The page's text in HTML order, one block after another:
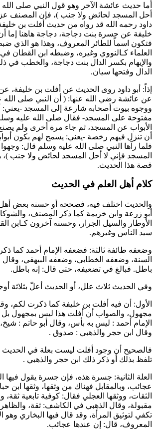
أما حديث عائشة الآخر وهو قول النبي صلى
أحل المسجد لحائض ولا جنب )، فإن المصنف
داود رحمه الله قد رواه من حديث أفلت بن
خليفة عن جسرة بنت دجاجة، دجاجة هاهنا إما
فتكون اسماً للطائر المعروف، وهذا هو الذي
العلماء كـالنووي وغيره، وضبطه ابن القطان في
والإيهام بكسر الدال بنت دجاجة، والخطب في
الدال وفتحها سيان.
إذاً: أبو داود روى الحديث عن أفلت بن خليفة،
عن عائشة رضي الله عنها: ( أن النبي صلى
ووجوه بيوت أصحابه شارعة إلى المسجد -يعني:
مفتوحة على المسجد- فقال صلى الله عليه
الأبواب عن المسجد، ثم جاء مرة أخرى ولم
أن تنزل فيهم رخصة -يعني: يسمح لهم بكون
فلما رآها النبي صلى الله عليه وسلم قال:
المسجد فإني لا أحل المسجد لحائض ولا جنب )،
قصة هذا الحديث.
كلام أهل العلم في الحديث
والحديث اختلف فيه، فصححه أو حسنه بعض
أبو زرعة و ابن خزيمة كما ذكر المصنف، و
الأوطار والسيل الجرار، وحسنه آخرون كـابن
سيد الناس وغيرهم.
وضعفه طائفة ثالثة: فضعفه الإمام أحمد كما
السنة، وضعفه الخطابي، وضعفه البيهقي، وقال
باطل. فبالغ في تضعيفه، حتى قال: إنه باطل.
وفي الحديث ثلاث علل، أو الحديث أعلّ بثلاثة
الأول: أن فيه أفلت بن خليفة كما ذكرت لكم،
مجهول، والصواب أن أفلت هذا ليس بمجهول
الإمام أحمد : ليس به بأس، وقال أبو حاتم :
وقال ابن حجر و الذهبي : صدوق .
فالصحيح أن وجود أفلت ليست بعلة في الحديث
تلفظ بذلك أو ذكر ذلك ابن حجر و الذهبي .
العلة الثانية: جسرة هذه، فإن جسرة يقول فيها
عجائب، وبالمقابل فهناك من وثقها، وثقها ابن
الثقات، ووثقها العجلي فقال: كوفية تابعية ثقة،
مقبولة، وقال الذهبي في الكاشف: ثقة، والظاهر
تكفي لتوثيق المرأة، وقد قال فيها البخاري وهو
المعروف، قال: إن عندها عجائب.